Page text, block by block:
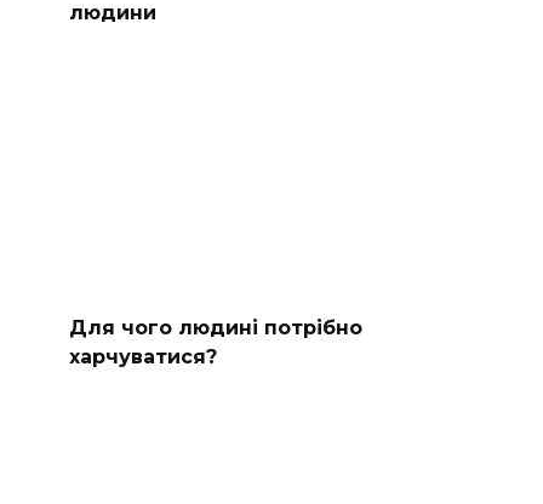
людини
Для чого людині потрібно
харчуватися?